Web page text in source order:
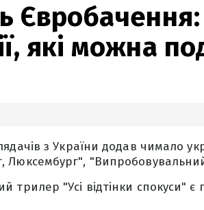
Євробачення:
які можна
з України додав чимало
Люксембург",
трилер "Усі відтінки спокуси"